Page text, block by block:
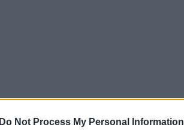
Do Not Process My Personal Information